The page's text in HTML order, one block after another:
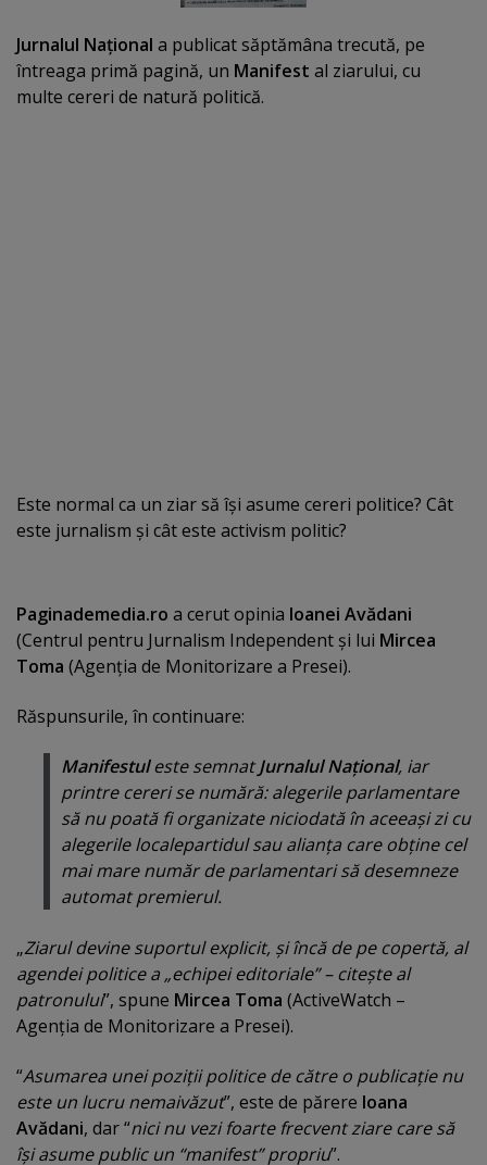
Jurnalul Naţional a publicat săptămâna trecută, pe
întreaga primă pagină, un Manifest al ziarului, cu
multe cereri de natură politică.
Este normal ca un ziar să îşi asume cereri politice? Cât
este jurnalism şi cât este activism politic?
Paginademedia.ro a cerut opinia Ioanei Avădani
(Centrul pentru Jurnalism Independent şi lui Mircea
Toma (Agenţia de Monitorizare a Presei).
Răspunsurile, în continuare:
Manifestuleste semnatJurnalul Naţional, iar
printre cereri se numără: alegerile parlamentare
să nu poată fi organizate niciodată în aceeaşi zi cu
alegerile localepartidul sau alianţa care obţine cel
mai mare număr de parlamentari să desemneze
automat premierul.
„Ziarul devine suportul explicit, şi încă de pe copertă, al
agendei politice a „echipei editoriale” – citeşte al
patronului”, spune Mircea Toma (ActiveWatch –
Agenţia de Monitorizare a Presei).
“Asumarea unei poziţii politice de către o publicaţie nu
este un lucru nemaivăzut”, este de părere Ioana
Avădani, dar “nici nu vezi foarte frecvent ziare care să
îşi asume public un “manifest” propriu”.